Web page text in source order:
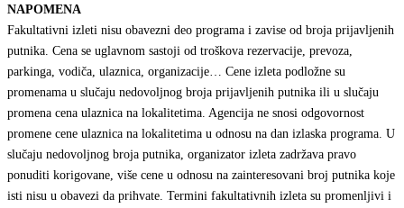
NAPOMENA
Fakultativni izleti nisu obavezni deo programa i zavise od broja prijavljenih
putnika. Cena se uglavnom sastoji od troškova rezervacije, prevoza,
parkinga, vodiča, ulaznica, organizacije… Cene izleta podložne su
promenama u slučaju nedovoljnog broja prijavljenih putnika ili u slučaju
promena cena ulaznica na lokalitetima. Agencija ne snosi odgovornost
promene cene ulaznica na lokalitetima u odnosu na dan izlaska programa. U
slučaju nedovoljnog broja putnika, organizator izleta zadržava pravo
ponuditi korigovane, više cene u odnosu na zainteresovani broj putnika koje
isti nisu u obavezi da prihvate. Termini fakultativnih izleta su promenljivi i